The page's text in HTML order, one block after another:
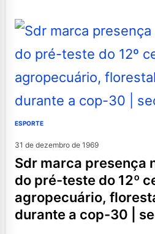
ESPORTE
31 de dezembro de 1969
sdr marca presença no lançamento
do pré-teste do 12º
agropecuário,
durante a cop-30 |